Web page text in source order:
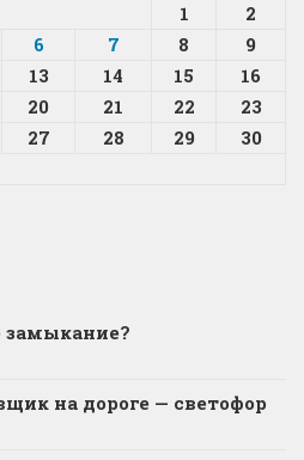
1
2
6 7 8
9
13 14 15
16
20 21 22
23
27 28 29
30
замыкание?
на дороге — светофор